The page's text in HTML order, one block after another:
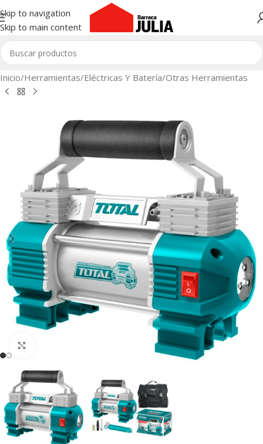
Skip to navigation
Skip to main content
Inicio/Herramientas/Eléctricas Y Batería/Otras Herramientas